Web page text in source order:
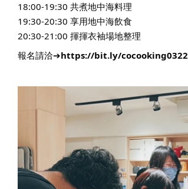
18:00-19:30 共煮地中海料理
19:30-20:30 享用地中海飲食
20:30-21:00 揮揮衣袖場地整理
報名請洽➔https://bit.ly/cocooking0322